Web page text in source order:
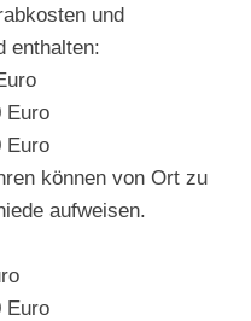
und
enthalten:
Euro
Euro
können von Ort zu
aufweisen.
Euro